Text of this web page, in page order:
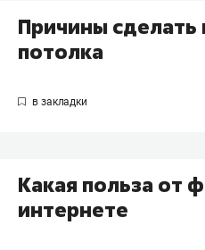
Причины
потолка
Какая польза от
интернете